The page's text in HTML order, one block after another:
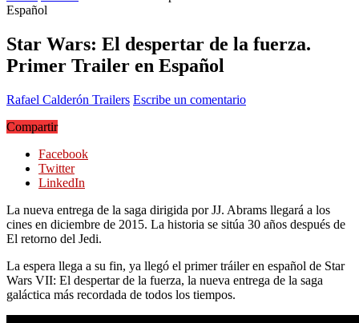
Español
Star Wars: El despertar de la fuerza.
Primer Trailer en Español
Rafael Calderón Trailers Escribe un comentario
Compartir
Facebook
Twitter
LinkedIn
La nueva entrega de la saga dirigida por JJ. Abrams llegará a los
cines en diciembre de 2015. La historia se sitúa 30 años después de
El retorno del Jedi.
La espera llega a su fin, ya llegó el primer tráiler en español de Star
Wars VII: El despertar de la fuerza, la nueva entrega de la saga
galáctica más recordada de todos los tiempos.